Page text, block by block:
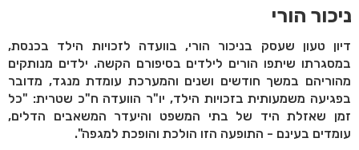
ניכור הורי
דיון טעון שעסק בניכור הורי, בוועדה לזכויות הילד בכנסת,
במסגרתו שיתפו הורים לילדים בסיפורם הקשה. ילדים מנותקים
מהוריהם במשך חודשים ושנים והמערכת עומדת מנגד, מדובר
בפגיעה משמעותית בזכויות הילד, יו"ר הוועדה ח"כ שטרית: "כל
זמן שאזלת היד של בתי המשפט והיעדר המשאבים הדלים,
עומדים בעינם - התופעה הזו הולכת והופכת למגפה".